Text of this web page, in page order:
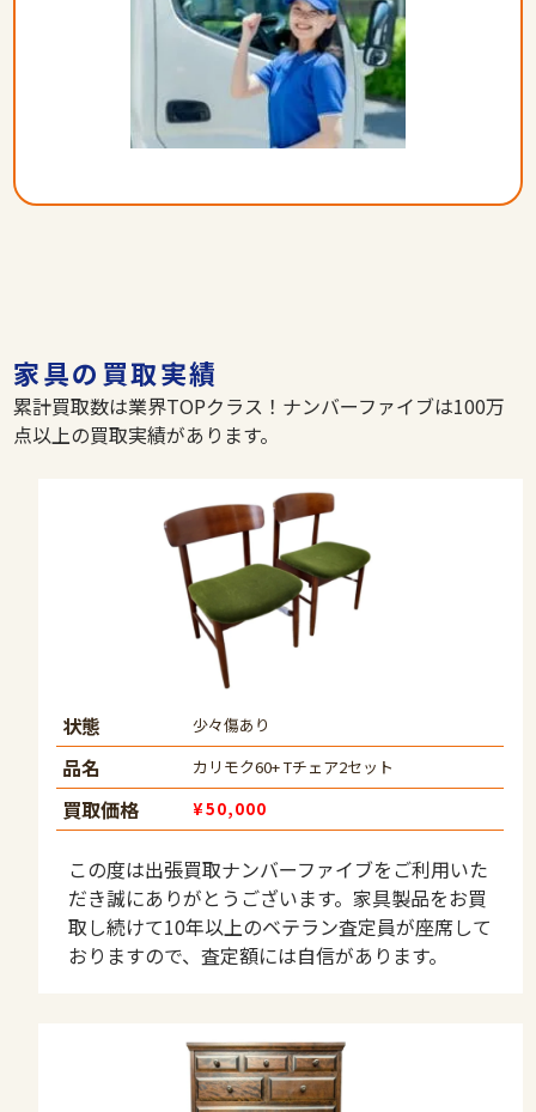
家具の買取実績
累計買取数は業界TOPクラス！ナンバーファイブは100万
点以上の買取実績があります。
状態 少々傷あり
品名 カリモク60+ Tチェア2セット
買取価格 ¥50,000
この度は出張買取ナンバーファイブをご利用いた
だき誠にありがとうございます。家具製品をお買
取し続けて10年以上のベテラン査定員が座席して
おりますので、査定額には自信があります。